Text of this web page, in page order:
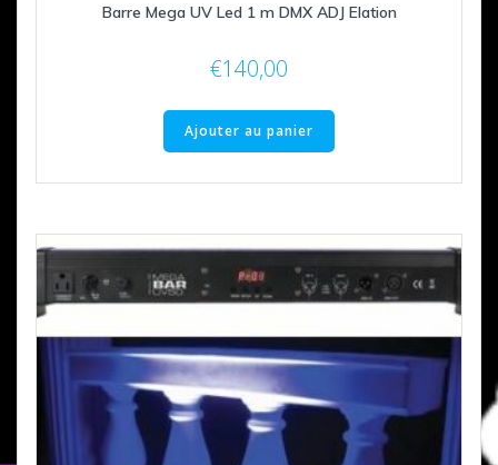
Barre Mega UV Led 1 m DMX ADJ Elation
€140,00
Ajouter au panier